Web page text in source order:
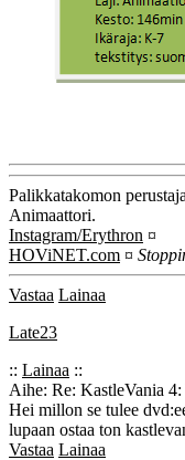
Palikkatakomon
Animaattori.
Instagram/Erythron ¤
HOViNET.com ¤
Vastaa Lainaa
Late23
:: Lainaa ::
Aihe: Re: KastleVania
Hei millon se tulee
lupaan ostaa ton
Vastaa Lainaa